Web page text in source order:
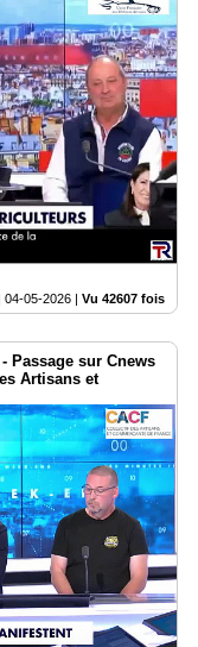
04-05-2026 | Vu 42607 fois
Passage sur Cnews
Artisans et